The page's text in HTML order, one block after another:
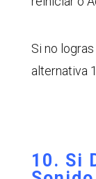
Si no
alternativa
10. Si